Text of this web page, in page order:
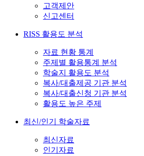
고객제안
신고센터
RISS 활용도 분석
자료 현황 통계
주제별 활용통계 분석
학술지 활용도 분석
복사/대출제공 기관 분석
복사/대출신청 기관 분석
활용도 높은 주제
최신/인기 학술자료
최신자료
인기자료